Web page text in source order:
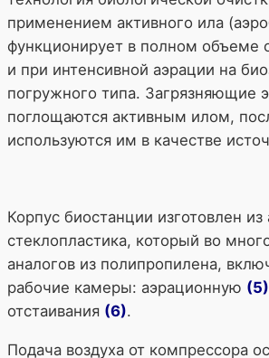
применением активного ила
функционирует в полном объеме
и при интенсивной аэрации на
погружного типа. Загрязняющие
поглощаются активным илом,
используются им в качестве
Корпус биостанции изготовлен
стеклопластика, который во
аналогов из полипропилена,
рабочие камеры: аэрационную (5)
отстаивания (6).
Подача воздуха от компрессора